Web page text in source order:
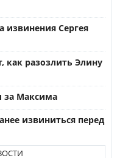
извинения Сергея
как разозлить Элину
за Максима
извиниться перед